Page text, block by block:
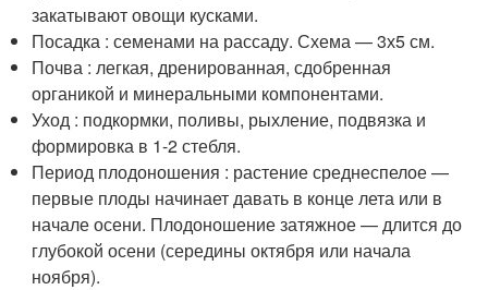
закатывают овощи кусками.
Посадка : семенами на рассаду. Схема — 3х5 см.
Почва : легкая, дренированная, сдобренная
органикой и минеральными компонентами.
Уход : подкормки, поливы, рыхление, подвязка и
формировка в 1-2 стебля.
Период плодоношения : растение среднеспелое —
первые плоды начинает давать в конце лета или в
начале осени. Плодоношение затяжное — длится до
глубокой осени (середины октября или начала
ноября).